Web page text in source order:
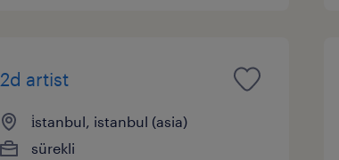
2d artist
i̇stanbul, istanbul (asia)
sürekli